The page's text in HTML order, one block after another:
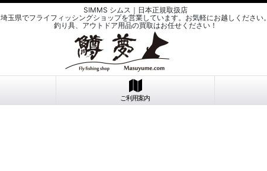
SIMMS シムス｜日本正規取扱店
埼玉県でフライフィッシングショップを営業しています。お気軽にお越しください。
釣り具、アウトドア用品の買取はお任せください！
ご利用案内